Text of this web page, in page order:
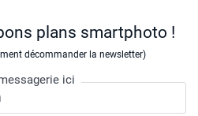
plans smartphoto !
décommander la newsletter)
ici